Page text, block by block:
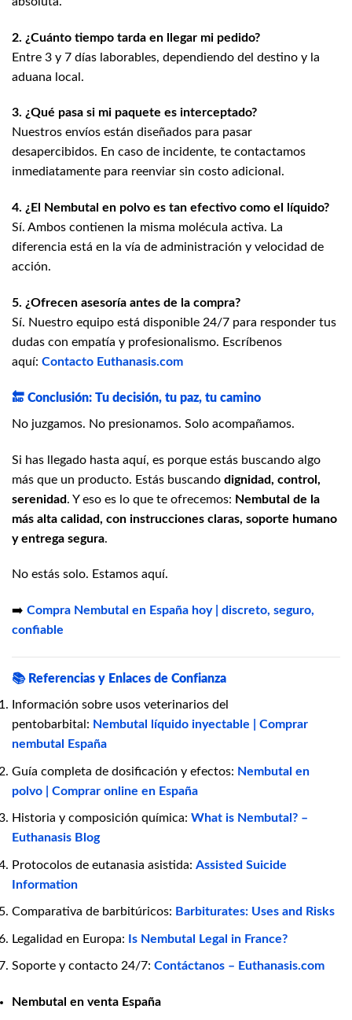
2. ¿Cuánto tiempo tarda en llegar mi pedido?
Entre 3 y 7 días laborables, dependiendo del destino y la
aduana local.
3. ¿Qué pasa si mi paquete es interceptado?
Nuestros envíos están diseñados para pasar
desapercibidos. En caso de incidente, te contactamos
inmediatamente para reenviar sin costo adicional.
4. ¿El Nembutal en polvo es tan efectivo como el líquido?
Sí. Ambos contienen la misma molécula activa. La
diferencia está en la vía de administración y velocidad de
acción.
5. ¿Ofrecen asesoría antes de la compra?
Sí. Nuestro equipo está disponible 24/7 para responder tus
dudas con empatía y profesionalismo. Escríbenos
aquí: Contacto Euthanasis.com
🔚 Conclusión: Tu decisión, tu paz, tu camino
No juzgamos. No presionamos. Solo acompañamos.
Si has llegado hasta aquí, es porque estás buscando algo
más que un producto. Estás buscando dignidad, control,
serenidad. Y eso es lo que te ofrecemos: Nembutal de la
más alta calidad, con instrucciones claras, soporte humano
y entrega segura.
No estás solo. Estamos aquí.
➡️ Compra Nembutal en España hoy | discreto, seguro,
confiable
📚 Referencias y Enlaces de Confianza
Información sobre usos veterinarios del
pentobarbital: Nembutal líquido inyectable | Comprar
nembutal España
Guía completa de dosificación y efectos: Nembutal en
polvo | Comprar online en España
Historia y composición química: What is Nembutal? –
Euthanasis Blog
Protocolos de eutanasia asistida: Assisted Suicide
Information
Comparativa de barbitúricos: Barbiturates: Uses and Risks
Legalidad en Europa: Is Nembutal Legal in France?
Soporte y contacto 24/7: Contáctanos – Euthanasis.com
Nembutal en venta España